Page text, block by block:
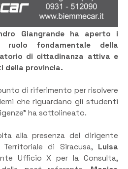
Giangrande ha aperto i
fondamentale della
di cittadinanza attiva e
della provincia.
di riferimento per risolvere
che riguardano gli studenti
ha sottolineato.
alla presenza del dirigente
di Siracusa, Luisa
Ufficio X per la Consulta,